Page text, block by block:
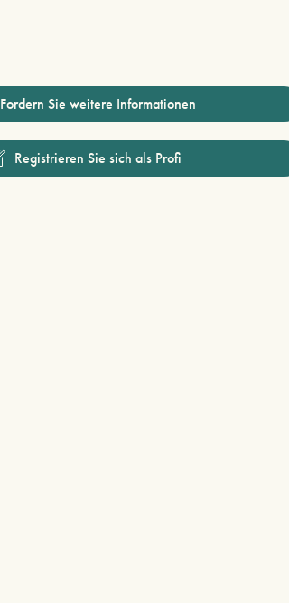
Fordern Sie weitere Informationen
Registrieren Sie sich als Profi